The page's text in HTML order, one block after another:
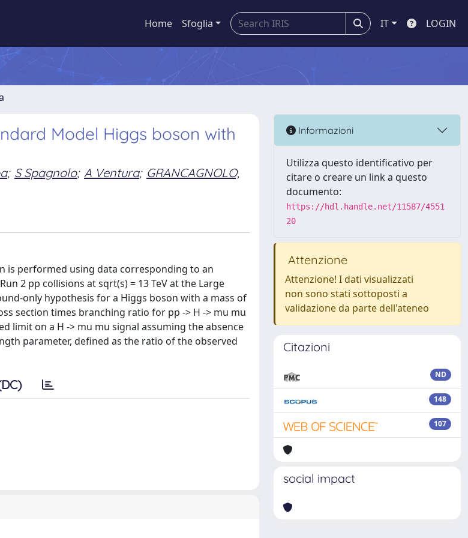
Home Sfoglia IT LOGIN
Model Higgs boson with
; S Spagnolo; A Ventura; GRANCAGNOLO,
is performed using data corresponding to an
2 pp collisions at sqrt(s) = 13 TeV at the Large
only hypothesis for a Higgs boson with a mass of
section times branching ratio for pp -> H -> mu mu
limit on a H -> mu mu signal assuming the absence
parameter, defined as the ratio of the observed
Informazioni
Utilizza questo identificativo per
citare o creare un link a questo
documento:
https://hdl.handle.net/11587/4551
20
Attenzione
Attenzione! I dati visualizzati
non sono stati sottoposti a
validazione da parte dell'ateneo
Citazioni
ND
148
107
social impact